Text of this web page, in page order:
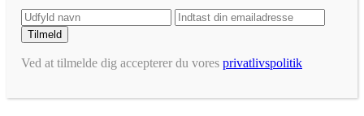
Ved at tilmelde dig accepterer du vores privatlivspolitik